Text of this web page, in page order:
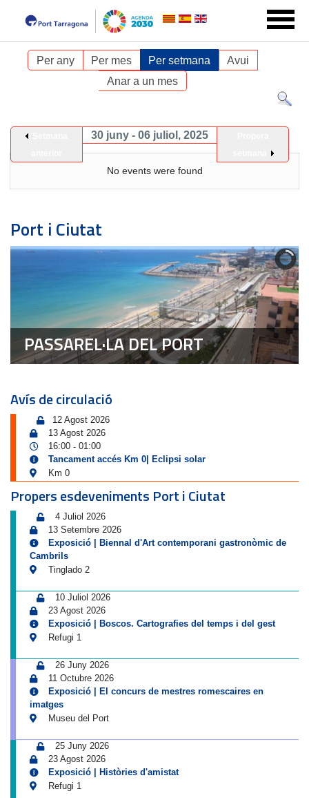
Per any Per mes Per setmana
Avui
Anar a un mes
30 juny - 06 juliol, 2025
No events were found
Port i Ciutat
PASSAREL·LA DEL PORT
Avís de circulació
12 Agost 2026
13 Agost 2026
16:00 - 01:00
Tancament accés Km 0| Eclipsi solar
Km 0
Propers esdeveniments Port i Ciutat
4 Juliol 2026
13 Setembre 2026
Exposició | Biennal d'Art contemporani gastronòmic de
Cambrils
Tinglado 2
10 Juliol 2026
23 Agost 2026
Exposició | Boscos. Cartografies del temps i del gest
Refugi 1
26 Juny 2026
11 Octubre 2026
Exposició | El concurs de mestres romescaires en
imatges
Museu del Port
25 Juny 2026
23 Agost 2026
Exposició | Històries d'amistat
Refugi 1